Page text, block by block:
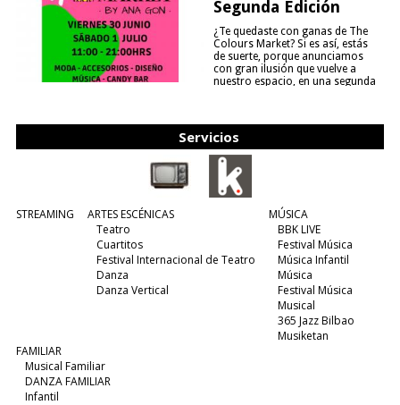
Segunda Edición
¿Te quedaste con ganas de The
Colours Market? Si es así, estás
de suerte, porque anunciamos
con gran ilusión que vuelve a
nuestro espacio, en una segunda
Servicios
STREAMING
ARTES ESCÉNICAS
Teatro
Cuartitos
Festival Internacional de Teatro
Danza
Danza Vertical
MÚSICA
BBK LIVE
Festival Música
Música Infantil
Música
Festival Música
Musical
365 Jazz Bilbao
Musiketan
FAMILIAR
Musical Familiar
DANZA FAMILIAR
Infantil